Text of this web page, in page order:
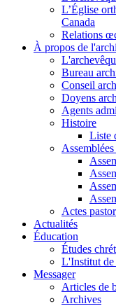
L’Église
Canada
Relations
À propos de
Bureau
Conseil
Doyens
Agents
Histoire
Liste
Actes
Actualités
Éducation
Études
L'Institut de
Messager
Articles de
Archives